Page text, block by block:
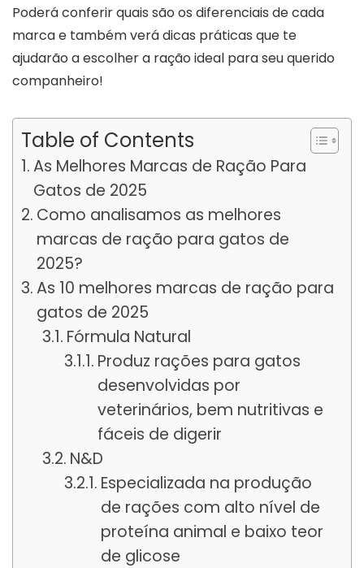
Poderá conferir quais são os diferenciais de cada
marca e também verá dicas práticas que te
ajudarão a escolher a ração ideal para seu querido
companheiro!
Table of Contents
As Melhores Marcas de Ração Para
Gatos de 2025
Como analisamos as melhores
marcas de ração para gatos de
2025?
As 10 melhores marcas de ração para
gatos de 2025
Fórmula Natural
Produz rações para gatos
desenvolvidas por
veterinários, bem nutritivas e
fáceis de digerir
N&D
Especializada na produção
de rações com alto nível de
proteína animal e baixo teor
de glicose